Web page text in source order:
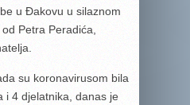
u Đakovu u silaznom
Petra Peradića,
su koronavirusom bila
i 4 djelatnika, danas je